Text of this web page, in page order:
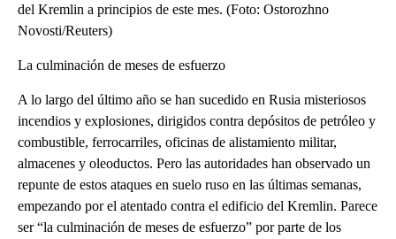
del Kremlin a principios de este mes. (Foto: Ostorozhno
Novosti/Reuters)
La culminación de meses de esfuerzo
A lo largo del último año se han sucedido en Rusia misteriosos
incendios y explosiones, dirigidos contra depósitos de petróleo y
combustible, ferrocarriles, oficinas de alistamiento militar,
almacenes y oleoductos. Pero las autoridades han observado un
repunte de estos ataques en suelo ruso en las últimas semanas,
empezando por el atentado contra el edificio del Kremlin. Parece
ser “la culminación de meses de esfuerzo” por parte de los